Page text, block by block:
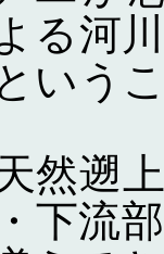
る河
いう
然遡
下流